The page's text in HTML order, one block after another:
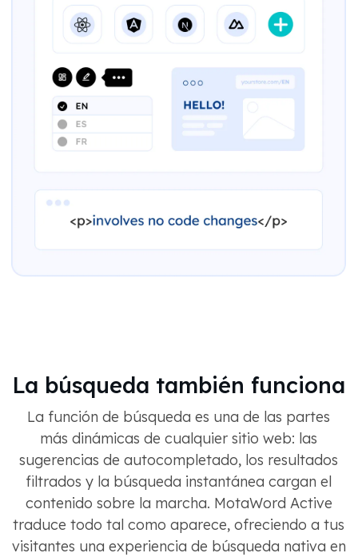
La búsqueda también funciona
La función de búsqueda es una de las partes
más dinámicas de cualquier sitio web: las
sugerencias de autocompletado, los resultados
filtrados y la búsqueda instantánea cargan el
contenido sobre la marcha. MotaWord Active
traduce todo tal como aparece, ofreciendo a tus
visitantes una experiencia de búsqueda nativa en